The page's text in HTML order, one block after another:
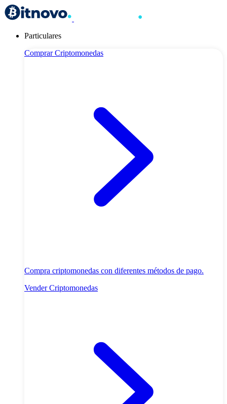
Particulares
Comprar Criptomonedas
Compra criptomonedas con diferentes métodos de pago.
Vender Criptomonedas